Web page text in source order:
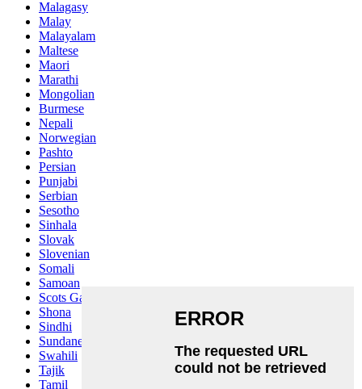
Malagasy
Malay
Malayalam
Maltese
Maori
Marathi
Mongolian
Burmese
Nepali
Norwegian
Pashto
Persian
Punjabi
Serbian
Sesotho
Sinhala
Slovak
Slovenian
Somali
Samoan
Scots Gaelic
Shona
Sindhi
Sundanese
Swahili
Tajik
Tamil